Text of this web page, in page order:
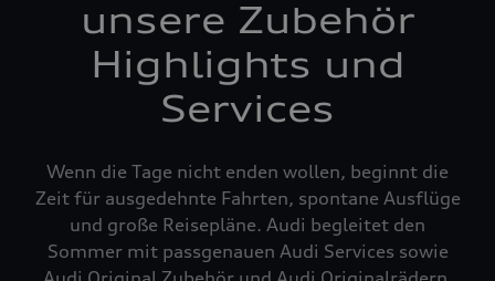
unsere Zubehör
Highlights und
Services
Wenn die Tage nicht enden wollen, beginnt die
Zeit für ausgedehnte Fahrten, spontane Ausflüge
und große Reisepläne. Audi begleitet den
Sommer mit passgenauen Audi Services sowie